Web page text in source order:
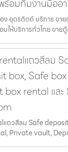
อมทีมงานมืออ
ง อุตรดิตถ์ บริการ ขา
ให้บริการทั่วไทย ขาย
แถวสีลม
box, Safe
rental แล
แถวสีลม Safe
Private vault,